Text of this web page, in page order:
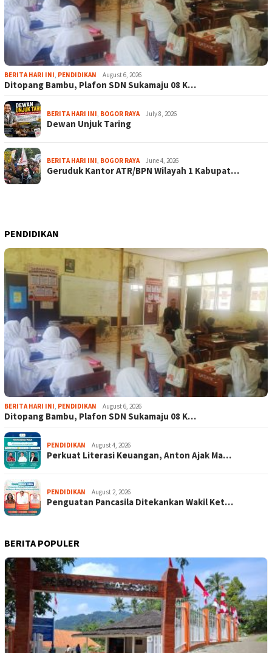
BERITA HARI INI PENDIDIKAN August 6, 2026
Ditopang Bambu, Plafon SDN Sukamaju 08 K…
BERITA HARI INI BOGOR RAYA July 8, 2026
Dewan Unjuk Taring
BERITA HARI INI BOGOR RAYA June 4, 2026
Geruduk Kantor ATR/BPN Wilayah 1 Kabupat…
PENDIDIKAN
BERITA HARI INI, PENDIDIKAN August 6, 2026
Ditopang Bambu, Plafon SDN Sukamaju 08 K…
PENDIDIKAN August 4, 2026
Perkuat Literasi Keuangan, Anton Ajak Ma…
PENDIDIKAN August 2, 2026
Penguatan Pancasila Ditekankan Wakil Ket…
BERITA POPULER